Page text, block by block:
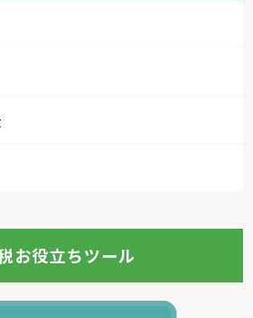
お役立ちツール